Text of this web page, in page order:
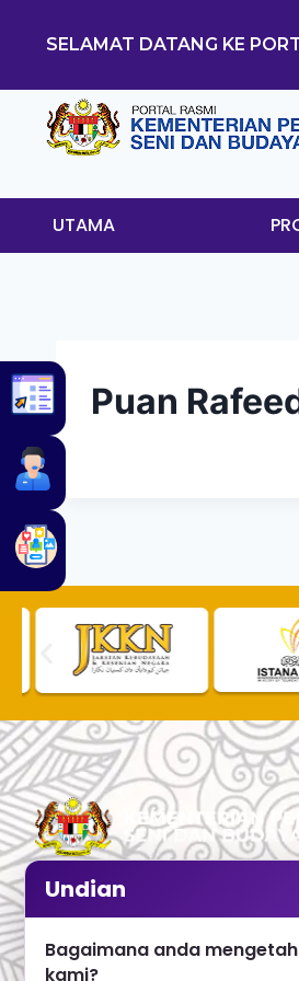
SELAMAT DATANG KE
UTAMA
Puan
No. 2, Menara 1, Jalan P5/
+603 8000 8000
Undian
Bagaimana anda
kami?